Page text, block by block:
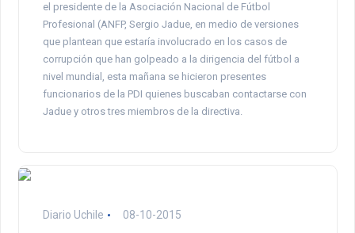
el presidente de la Asociación Nacional de Fútbol
Profesional (ANFP, Sergio Jadue, en medio de versiones
que plantean que estaría involucrado en los casos de
corrupción que han golpeado a la dirigencia del fútbol a
nivel mundial, esta mañana se hicieron presentes
funcionarios de la PDI quienes buscaban contactarse con
Jadue y otros tres miembros de la directiva.
Diario Uchile 08-10-2015